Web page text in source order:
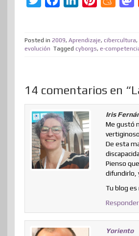
t
r
e
o
k
k
I
n
t
e
s
e
e
t
n
Posted in 2009, Aprendizaje, cibercultura,
evolución Tagged cyborgs, e-
14 comentarios en
Iris
Me gustó
De esta
Pienso
difundirlo,
Tu blog es
Responder
Yoriento